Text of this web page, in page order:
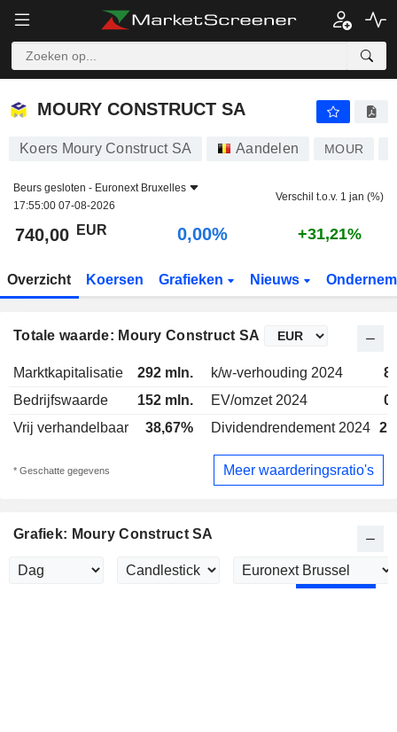
MOURY CONSTRUCT SA
MOURY CONSTRUCT SA
Koers Moury Construct SA Aandelen MOUR
Beurs gesloten - Euronext Bruxelles
17:55:00 07-08-2026
Verschil t.o.v. 1 jan (%)
740,00 EUR 0,00% +31,21%
Overzicht Koersen Grafieken Nieuws
Totale waarde: Moury Construct SA
Marktkapitalisatie 292 mln. k/w-verhouding 2024
Bedrijfswaarde
152 mln. EV/omzet 2024
Vrij verhandelbaar
38,67% Dividendrendement 2024
* Geschatte gegevens Meer waarderingsratio's
Grafiek: Moury Construct SA